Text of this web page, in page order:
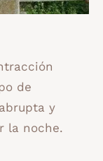
de
y
la noche.